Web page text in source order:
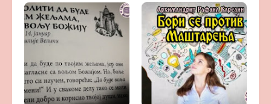
Литургија, лек
бесмртности -
Православље и
медицина
Богом - Протојереј
Милош Костић